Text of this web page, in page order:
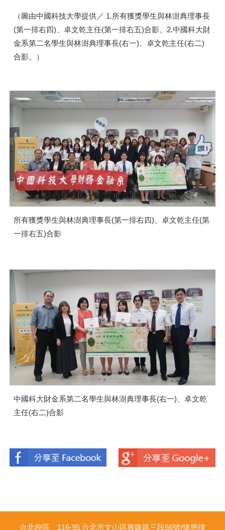
（圖由中國科技大學提供／ 1.所有獲獎學生與林澍典理事長
(第一排右四)、卓文乾主任(第一排右五)合影。2.中國科大財
金系第二名學生與林澍典理事長(右一)、卓文乾主任(右二)
合影。）
所有獲獎學生與林澍典理事長(第一排右四)、卓文乾主任(第
一排右五)合影
中國科大財金系第二名學生與林澍典理事長(右一)、卓文乾
主任(右二)合影
台北校區 116-95 台北市文山區興隆路三段56號(懷恩樓